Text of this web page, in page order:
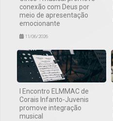
conexão com Deus por
meio de apresentação
emocionante
11/06/2026
I Encontro ELMMAC de
Corais Infanto-Juvenis
promove integração
musical